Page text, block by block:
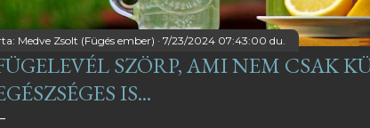
Medve Zsolt (Fügés ember) 7/23/2024 07:43:00 du.
SZÖRP, AMI NEM CSAK
IS...